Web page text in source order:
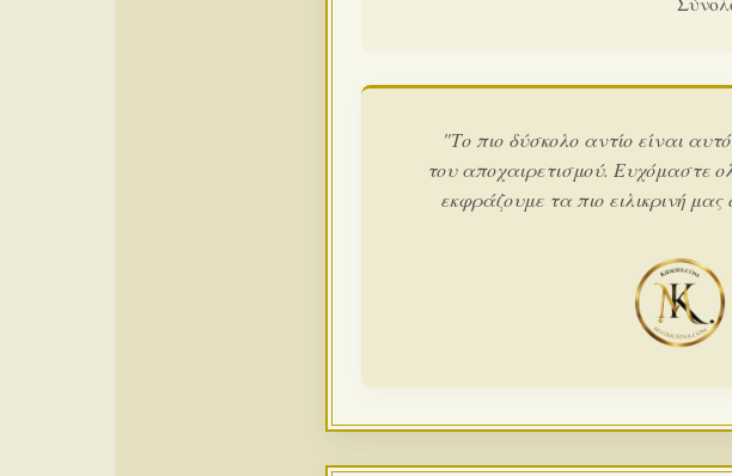
"Το πιο δύσκολο αντίο είναι
του αποχαιρετισμού. Ευχόμαστε
εκφράζουμε τα πιο ειλικρινή